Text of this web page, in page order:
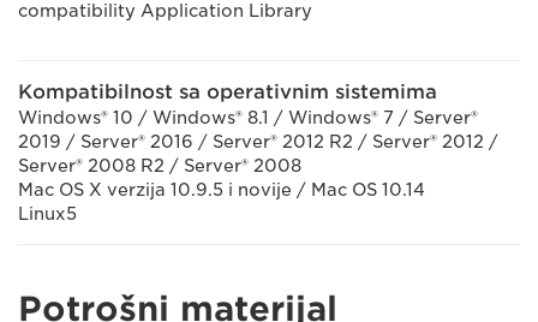
compatibility Application Library
Kompatibilnost sa operativnim sistemima
Windows® 10 / Windows® 8.1 / Windows® 7 / Server®
2019 / Server® 2016 / Server® 2012 R2 / Server® 2012 /
Server® 2008 R2 / Server® 2008
Mac OS X verzija 10.9.5 i novije / Mac OS 10.14
Linux5
Potrošni materijal